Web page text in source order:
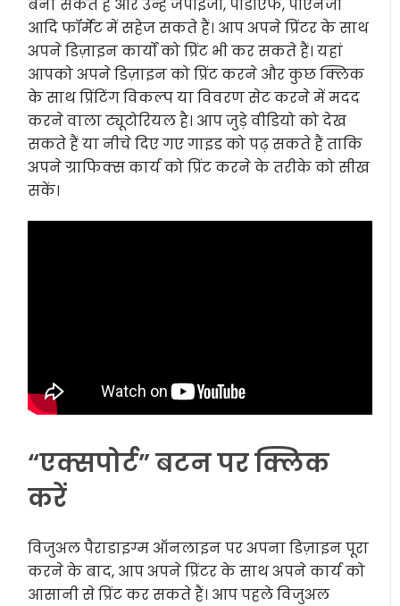
बना सकते हैं और उन्हें जेपीईजी, पीडीएफ, पीएनजी
आदि फॉर्मेट में सहेज सकते हैं। आप अपने प्रिंटर के साथ
अपने डिज़ाइन कार्यों को प्रिंट भी कर सकते हैं। यहां
आपको अपने डिज़ाइन को प्रिंट करने और कुछ क्लिक
के साथ प्रिंटिंग विकल्प या विवरण सेट करने में मदद
करने वाला ट्यूटोरियल है। आप जुड़े वीडियो को देख
सकते हैं या नीचे दिए गए गाइड को पढ़ सकते हैं ताकि
अपने ग्राफिक्स कार्य को प्रिंट करने के तरीके को सीख
सकें।
“एक्सपोर्ट” बटन पर क्लिक
करें
विजुअल पैराडाइग्म ऑनलाइन पर अपना डिज़ाइन पूरा
करने के बाद, आप अपने प्रिंटर के साथ अपने कार्य को
आसानी से प्रिंट कर सकते हैं। आप पहले विजुअल